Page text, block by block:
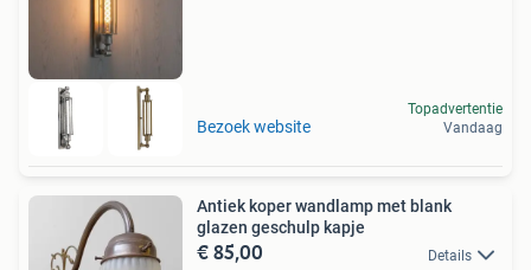
Bezoek website
Topadvertentie
Vandaag
Antiek koper wandlamp met blank
glazen geschulp kapje
€ 85,00 Details